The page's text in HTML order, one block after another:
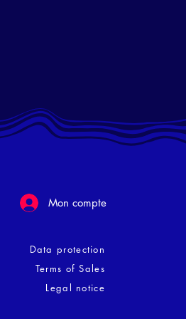
Mon compte
Data protection
Terms of Sales
Legal notice